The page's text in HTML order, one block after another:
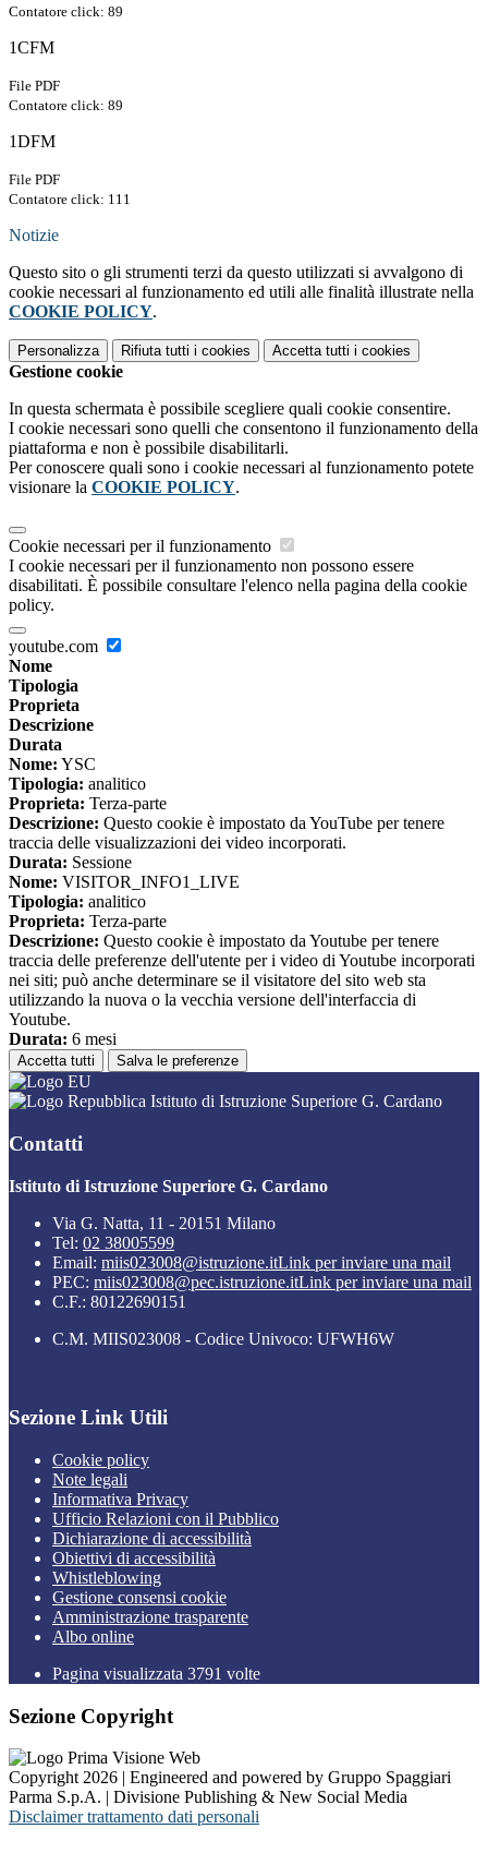
Contatore click: 89
1CFM
File PDF
Contatore click: 89
1DFM
File PDF
Contatore click: 111
Notizie
Questo sito o gli strumenti terzi da questo utilizzati si avvalgono di
cookie necessari al funzionamento ed utili alle finalità illustrate nella
COOKIE POLICY.
Personalizza Rifiuta tutti i cookies Accetta tutti i cookies
Gestione cookie
In questa schermata è possibile scegliere quali cookie consentire.
I cookie necessari sono quelli che consentono il funzionamento della
piattaforma e non è possibile disabilitarli.
Per conoscere quali sono i cookie necessari al funzionamento potete
visionare la COOKIE POLICY.
Cookie necessari per il funzionamento
I cookie necessari per il funzionamento non possono essere
disabilitati. È possibile consultare l'elenco nella pagina della cookie
policy.
youtube.com
Nome
Tipologia
Proprieta
Descrizione
Durata
Nome: YSC
Tipologia: analitico
Proprieta: Terza-parte
Descrizione: Questo cookie è impostato da YouTube per tenere
traccia delle visualizzazioni dei video incorporati.
Durata: Sessione
Nome: VISITOR_INFO1_LIVE
Tipologia: analitico
Proprieta: Terza-parte
Descrizione: Questo cookie è impostato da Youtube per tenere
traccia delle preferenze dell'utente per i video di Youtube incorporati
nei siti; può anche determinare se il visitatore del sito web sta
utilizzando la nuova o la vecchia versione dell'interfaccia di
Youtube.
Durata: 6 mesi
Accetta tutti Salva le preferenze
Istituto di Istruzione Superiore G. Cardano
Contatti
Istituto di Istruzione Superiore G. Cardano
Via G. Natta, 11 - 20151 Milano
Tel: 02 38005599
Email: miis023008@istruzione.itLink per inviare una mail
PEC: miis023008@pec.istruzione.itLink per inviare una mail
C.F.: 80122690151
C.M. MIIS023008 - Codice Univoco: UFWH6W
Sezione Link Utili
Cookie policy
Note legali
Informativa Privacy
Ufficio Relazioni con il Pubblico
Dichiarazione di accessibilità
Obiettivi di accessibilità
Whistleblowing
Gestione consensi cookie
Amministrazione trasparente
Albo online
Pagina visualizzata 3791 volte
Sezione Copyright
Copyright 2026 | Engineered and powered by Gruppo Spaggiari
Parma S.p.A. | Divisione Publishing & New Social Media
Disclaimer trattamento dati personali